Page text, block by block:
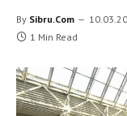
By Sibru.Com
1 Min Read